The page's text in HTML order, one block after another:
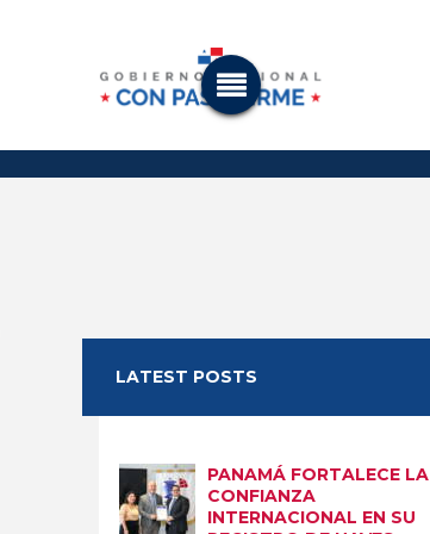
LATEST POSTS
PANAMÁ FORTALECE LA
CONFIANZA
INTERNACIONAL EN SU